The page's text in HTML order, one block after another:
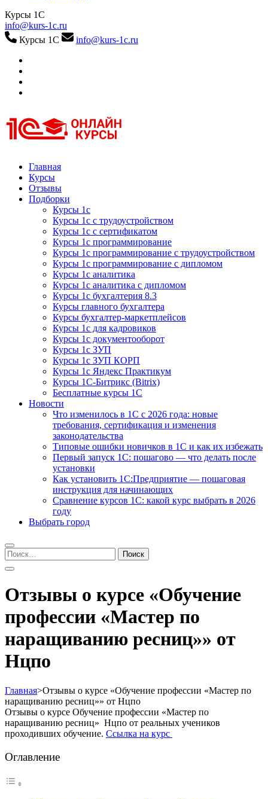
Курсы 1С
info@kurs-1c.ru
Курсы 1С
info@kurs-1c.ru
Курсы 1С
Курсы 1С официальная сертификация
Главная
Курсы
Отзывы
Подборки
Курсы 1с
Курсы 1с с трудоустройством
Курсы 1с с сертификатом
Курсы 1с программирование
Курсы 1с программирование с трудоустройством
Курсы 1с программирование с дипломом
Курсы 1с аналитика
Курсы 1с аналитика с дипломом
Курсы 1с бухгалтерия 8.3
Курсы главного бухгалтера
Курсы бухгалтер-маркетплейсов
Курсы 1с для кадровиков
Курсы 1с документооборот
Курсы 1с ЗУП
Курсы 1с ЗУП КОРП
Курсы 1с Яндекс Практикум
Курсы 1С-Битрикс (Bitrix)
Бесплатные курсы 1С
Новости
Что изменилось в 1С с 2026 года: новые
требования, сертификация и изменения
законодательства
Типовые ошибки новичков в 1С и как их избежать
Первый запуск 1С: пошагово — что делать после
установки
Как установить 1С:Предприятие — пошаговая
инструкция для начинающих
Сравнение курсов 1С: какой курс выбрать в 2026
году
Выбрать город
Найти:
Отзывы о курсе «Обучение
профессии «Мастер по
наращиванию ресниц»» от
Нцпо
Главная>Отзывы о курсе «Обучение профессии «Мастер по
наращиванию ресниц»» от Нцпо
Отзывы о курсе Обучение профессии «Мастер по
наращиванию ресниц» Нцпо от реальных учеников
проходивших обучение. Ссылка на курс
Оглавление